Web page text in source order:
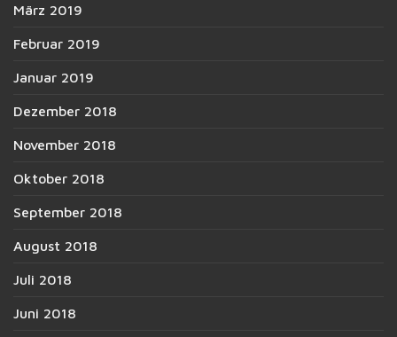
März 2019
Februar 2019
Januar 2019
Dezember 2018
November 2018
Oktober 2018
September 2018
August 2018
Juli 2018
Juni 2018